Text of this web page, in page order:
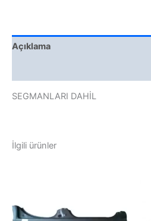
Açıklama
SEGMANLARI DAHİL
İlgili ürünler